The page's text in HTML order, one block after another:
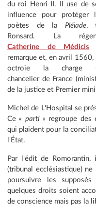
du roi Henri II. Il use de
influence pour protéger
poètes de la Pléiade,
Ronsard. La
Catherine de Médicis
remarque et, en avril 1560,
octroie la charge
chancelier de France
de la justice et Premier
Michel de L'Hospital se
Ce« parti » regroupe des
qui plaident pour la
l'État.
Par l'édit de
(tribunal ecclésiastique)
poursuivre les
quelques droits soient
de conscience mais pas la